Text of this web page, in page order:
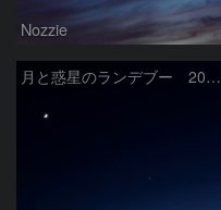
Nozzie
月と惑星のランデブー 2026/06/19